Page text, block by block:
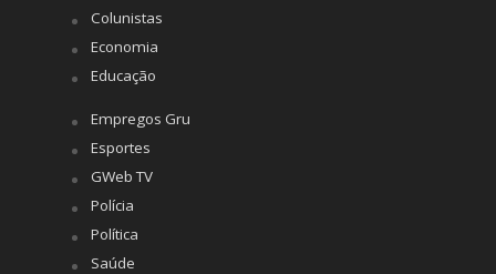
Colunistas
Economia
Educação
Empregos Gru
Esportes
GWeb TV
Polícia
Política
Saúde